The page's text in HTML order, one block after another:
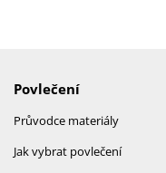
Povlečení
Průvodce materiály
Jak vybrat povlečení